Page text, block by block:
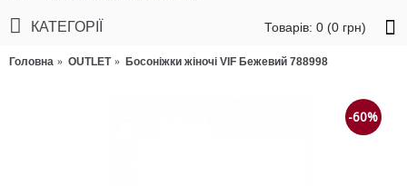
Товарів: 0 (0 грн)
КАТЕГОРІЇ
Головна OUTLET Босоніжки жіночі VIF Бежевий 788998
-60%